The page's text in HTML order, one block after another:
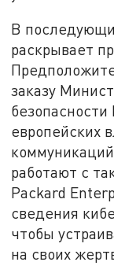
В
раскрывает
заказу
европейских
работают с
Packard
сведения
чтобы
на своих